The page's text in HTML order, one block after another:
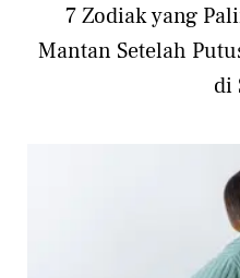
7 Zodiak yang
Mantan Setelah
di